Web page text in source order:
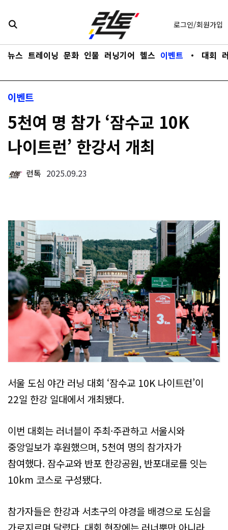
바로가기
뉴스 트레이닝 문화 인물 러닝기어 헬스 이벤트 ・ 대회
로그인/회원가입
이벤트
5천여 명 참가 ‘잠수교 10K
나이트런’ 한강서 개최
런톡 2025.09.23
서울 도심 야간 러닝 대회 ‘잠수교 10K 나이트런’이
22일 한강 일대에서 개최됐다.
이번 대회는 러너블이 주최·주관하고 서울시와
중앙일보가 후원했으며, 5천여 명의 참가자가
참여했다. 잠수교와 반포 한강공원, 반포대로를 잇는
10km 코스로 구성됐다.
참가자들은 한강과 서초구의 야경을 배경으로 도심을
가로지르며 달렸다. 대회 현장에는 러너뿐만 아니라